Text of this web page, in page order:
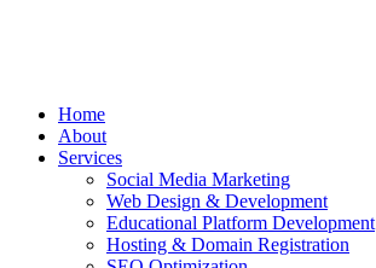
Home
About
Services
Social Media Marketing
Web Design & Development
Educational Platform Development
Hosting & Domain Registration